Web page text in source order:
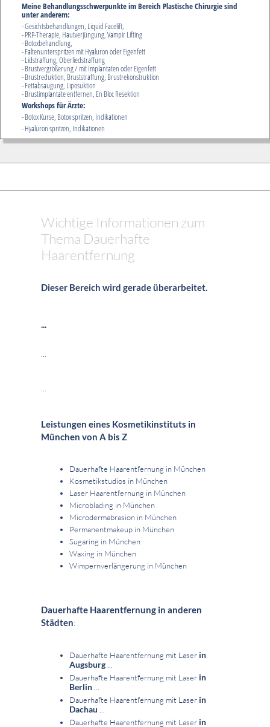
Meine Behandlungsschwerpunkte im Bereich Plastische Chirurgie sind
unter anderem:
- Gesichtsbehandlungen, Liquid Facelift,
- PRP-Therapie, Hautverjüngung, Vampir Lifting
- Botoxbehandlung,
- Faltenunterspritzen mit Hyaluron oder Eigenfett
- Lidstraffung, Oberliedstraffung
- Brustvergrößerung / mit Implantaten oder Eigenfett
- Brustreduktion, Bruststraffung, Brustrekonstruktion
- Fettabsaugung, Liposuktion
- Brustimplantate entfernen, En Bloc Resektion
Workshops für Ärzte:
- Botox Kurse, Botox spritzen, Indikationen
- Hyaluron spritzen, Indikationen
Wichtige Informationen zum
Thema Dauerhafte
Haarentfernung
Dieser Bereich wird gerade überarbeitet.
...
Leistungen eines Kosmetikinstituts in
München von A bis Z
Dauerhafte Haarentfernung in München
Kosmetikstudios in München
Laser Haarentfernung in München
Microblading in München
Microdermabrasion in München
Permanentmakeup in München
Sugaring in München
Waxing in München
Wimpernverlängerung in München
Dauerhafte Haarentfernung in anderen
Städten:
Dauerhafte Haarentfernung mit Laser in
Augsburg
Dauerhafte Haarentfernung mit Laser in
Berlin
Dauerhafte Haarentfernung mit Laser in
Dachau
Dauerhafte Haarentfernung mit Laser in